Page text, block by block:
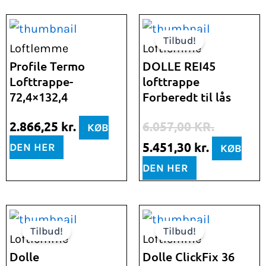
Loftlemme
Profile Termo
Lofttrappe-
72,4×132,4
2.866,25 kr.
KØB
DEN HER
Tilbud!
Loftlemme
DOLLE REI45
lofttrappe
Forberedt til lås
6.057,00KR.
Den
oprindelige
pris
var:
6.057,00 kr..
5.451,30 kr.
Den
pris
5.451,30
KØB
DEN HER
Tilbud!
Loftlemme
Dolle
Den
oprindelige
pris
Den
aktuelle
Tilbud!
Loftlemme
Dolle ClickFix 36
Den
oprindelige
pris
Den
pris